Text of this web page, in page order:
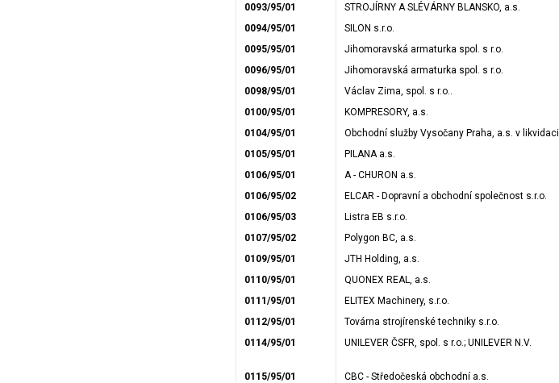
0093/95/01
STROJÍRNY A SLÉVÁRNY BLANSKO, a.s.
0094/95/01
SILON s.r.o.
0095/95/01
Jihomoravská armaturka spol. s r.o.
0096/95/01
Jihomoravská armaturka spol. s r.o.
0098/95/01
Václav Zima, spol. s r.o..
0100/95/01
KOMPRESORY, a.s.
0104/95/01
Obchodní služby Vysočany Praha, a.s. v likvidaci
0105/95/01
PILANA a.s.
0106/95/01
A - CHURON a.s.
0106/95/02
ELCAR - Dopravní a obchodní společnost s.r.o.
0106/95/03
Listra EB s.r.o.
0107/95/02
Polygon BC, a.s.
0109/95/01
JTH Holding, a.s.
0110/95/01
QUONEX REAL, a.s.
0111/95/01
ELITEX Machinery, s.r.o.
0112/95/01
Továrna strojírenské techniky s.r.o.
0114/95/01
UNILEVER ČSFR, spol. s r.o.; UNILEVER N.V.
0115/95/01 CBC - Středočeská obchodní a.s.